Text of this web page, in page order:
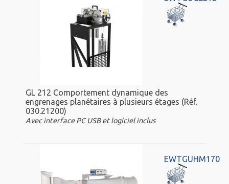
GL 212 Comportement dynamique des
engrenages planétaires à plusieurs étages (Réf.
030.21200)
Avec interface PC USB et logiciel inclus
EWTGUHM170